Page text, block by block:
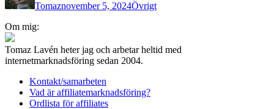
Tomaznovember 5, 2024Övrigt
Om mig:
Tomaz Lavén heter jag och arbetar heltid med
internetmarknadsföring sedan 2004.
Kontakt/samarbeten
Vad är affiliatemarknadsföring?
Ordlista för affiliates